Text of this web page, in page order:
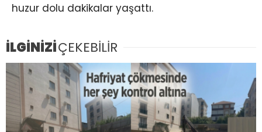
huzur dolu dakikalar yaşattı.
İLGİNİZİÇEKEBİLİR